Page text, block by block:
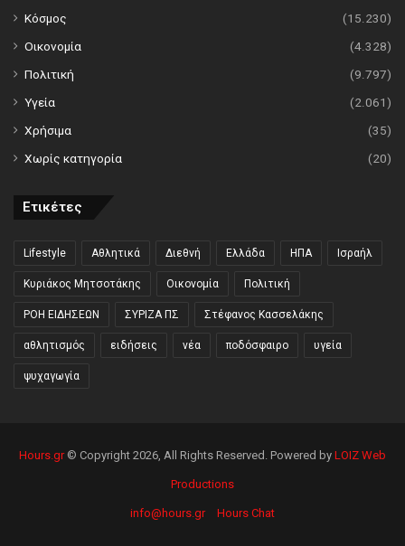
Κόσμος
(15.230)
Οικονομία
(4.328)
Πολιτική
(9.797)
Υγεία
(2.061)
Χρήσιμα
(35)
Χωρίς κατηγορία
(20)
Ετικέτες
Lifestyle Αθλητικά Διεθνή Ελλάδα ΗΠΑ Ισραήλ
Κυριάκος Μητσοτάκης Οικονομία Πολιτική
ΡΟΗ ΕΙΔΗΣΕΩΝ ΣΥΡΙΖΑ ΠΣ Στέφανος Κασσελάκης
αθλητισμός ειδήσεις νέα ποδόσφαιρο υγεία
ψυχαγωγία
Hours.gr© Copyright 2026, All Rights Reserved. Powered by LOIZ Web
Productions
info@hours.gr Hours Chat